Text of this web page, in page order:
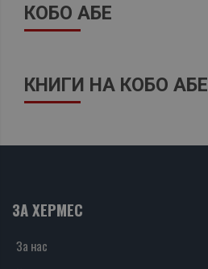
КОБО АБЕ
КНИГИ НА КОБО АБЕ
ЗА ХЕРМЕС
За нас